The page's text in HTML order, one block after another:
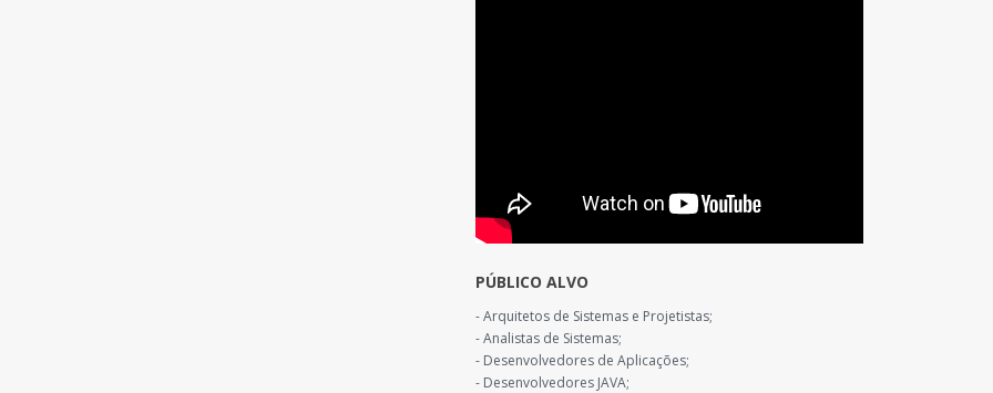
PÚBLICO ALVO
- Arquitetos de Sistemas e Projetistas;
- Analistas de Sistemas;
- Desenvolvedores de Aplicações;
- Desenvolvedores JAVA;